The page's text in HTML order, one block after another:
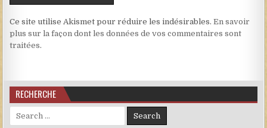
Ce site utilise Akismet pour réduire les indésirables.En savoir
plus sur la façon dont les données de vos commentaires sont
traitées.
RECHERCHE
Search for: